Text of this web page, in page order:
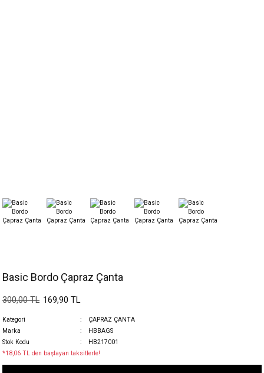
Basic Bordo Çapraz Çanta
300,00 TL 169,90 TL
Kategori
ÇAPRAZ ÇANTA
Marka
HBBAGS
Stok Kodu
HB217001
*18,06 TL den başlayan taksitlerle!